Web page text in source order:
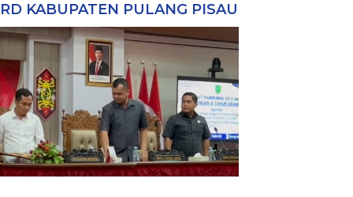
KABUPATEN PULANG PISAU